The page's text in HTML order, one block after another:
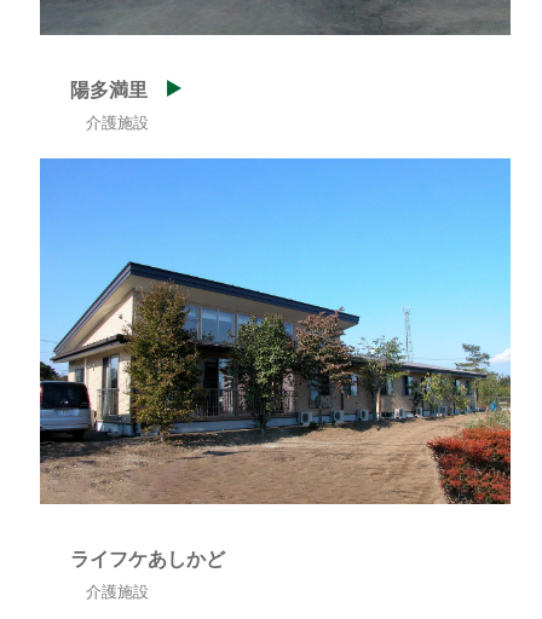
陽多満里
介護施設
ライフケあしかど
介護施設